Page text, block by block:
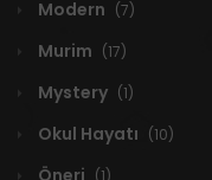
Modern (7)
Murim (17)
Mystery (1)
Okul Hayatı (10)
Öneri (1)